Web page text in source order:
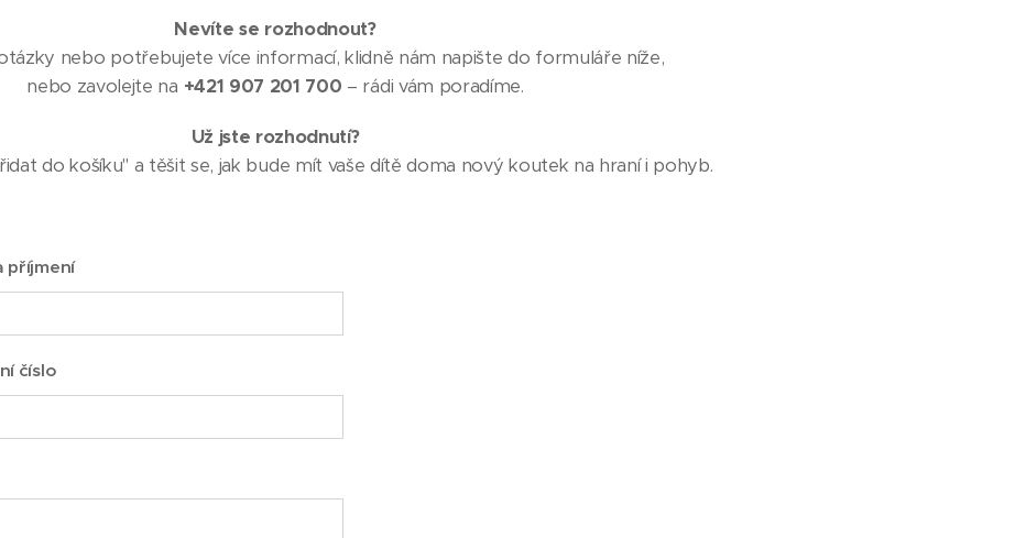
Nevíte se rozhodnout?
nebo potřebujete více informací, klidně nám napište do formuláře níže,
nebo zavolejte na +421 907 201 700 – rádi vám poradíme.
Už jste rozhodnutí?
do košíku" a těšit se, jak bude mít vaše dítě doma nový koutek na hraní i pohyb.
příjmení
číslo